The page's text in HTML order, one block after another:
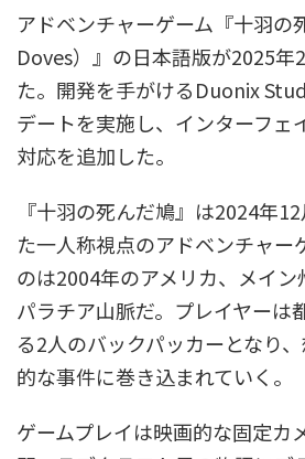
アドベンチャーゲーム『十羽の
Doves）』の日本語版が2025年
た。開発を手がけるDuonix
デートを実施し、インターフェ
対応を追加した。
『十羽の死んだ鳩』は2024年
た一人称視点のアドベンチャー
のは2004年のアメリカ、メイ
パラチア山脈だ。プレイヤーは
る2人のバックパッカーとなり
的な事件に巻き込まれていく。
ゲームプレイは映画的な固定カ